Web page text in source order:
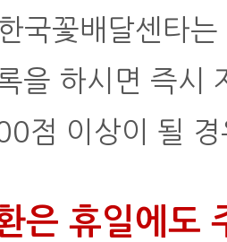
국꽃배달센타
을 하시면 즉시
점 이상이 될
은 휴일에도